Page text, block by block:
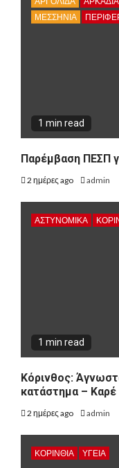
ΜΕΣΣΗΝΙΑ
1 min read
Παρέμβαση ΠΕΣΠ
2 ημέρες ago admin
ΑΣΤΥΝΟΜΙΚΑ
1 min read
Κόρινθος:
κατάστημα –
2 ημέρες ago admin
ΚΟΡΙΝΘΊΑ ΥΓΕΙΑ